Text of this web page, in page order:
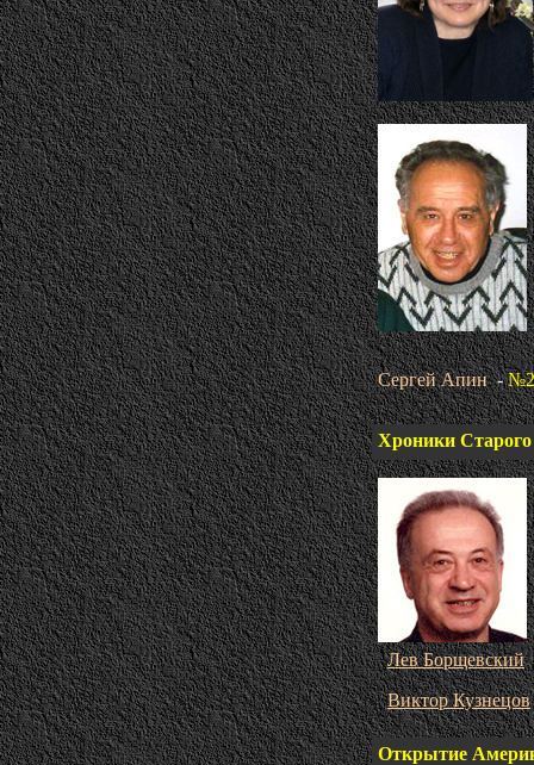
Сергей Апин-№2
Хроники
Лев Борщевский
Виктор Кузнецов
Открытие